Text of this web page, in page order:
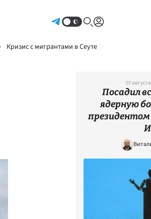
Кризис с мигрантами в Сеуте
07
Посадил
ядерную